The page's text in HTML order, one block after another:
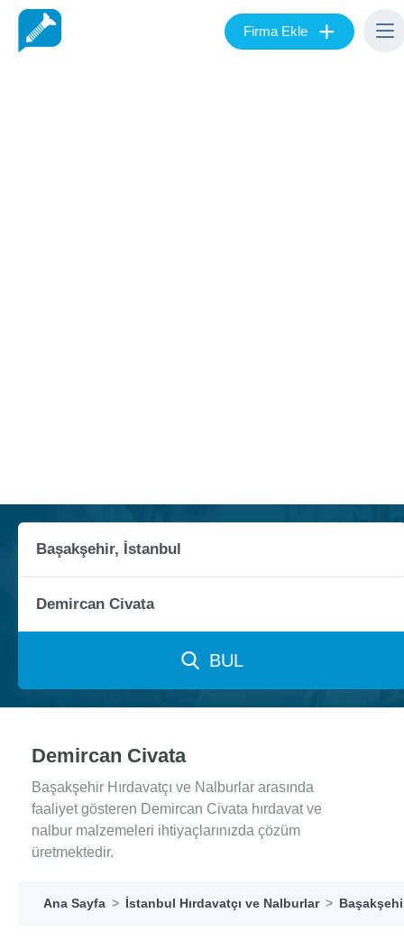
Firma Ekle +
BUL
Demircan Civata
Başakşehir Hırdavatçı ve Nalburlar arasında
faaliyet gösteren Demircan Civata hırdavat ve
nalbur malzemeleri ihtiyaçlarınızda çözüm
üretmektedir.
Ana Sayfa İstanbul Hırdavatçı ve Nalburlar